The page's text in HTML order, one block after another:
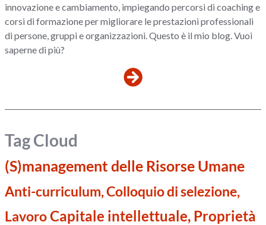
innovazione e cambiamento, impiegando percorsi di coaching e
corsi di formazione per migliorare le prestazioni professionali
di persone, gruppi e organizzazioni. Questo è il mio blog. Vuoi
saperne di più?
Tag Cloud
(S)management delle Risorse Umane
Anti-curriculum, Colloquio di selezione,
LavoroCapitale intellettuale, Proprietà